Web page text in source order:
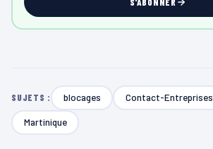
S'ABONNER
SUJETS : blocages Contact-Entreprises
Martinique